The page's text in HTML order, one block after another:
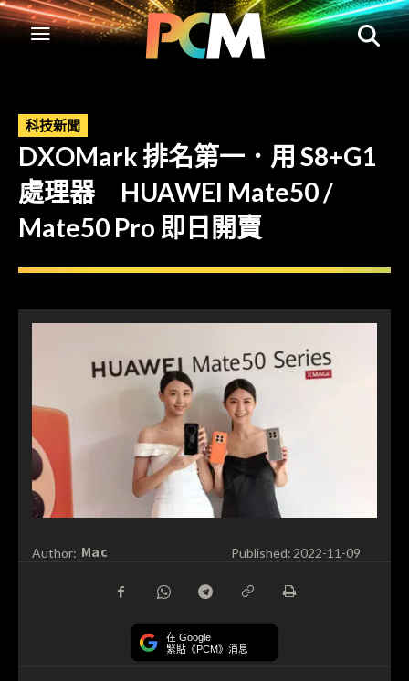
科技新聞
DXOMark 排名第一．用 S8+G1
處理器 HUAWEI Mate50 /
Mate50 Pro 即日開賣
Author: Mac Published: 2022-11-09
在 Google
緊貼《PCM》消息